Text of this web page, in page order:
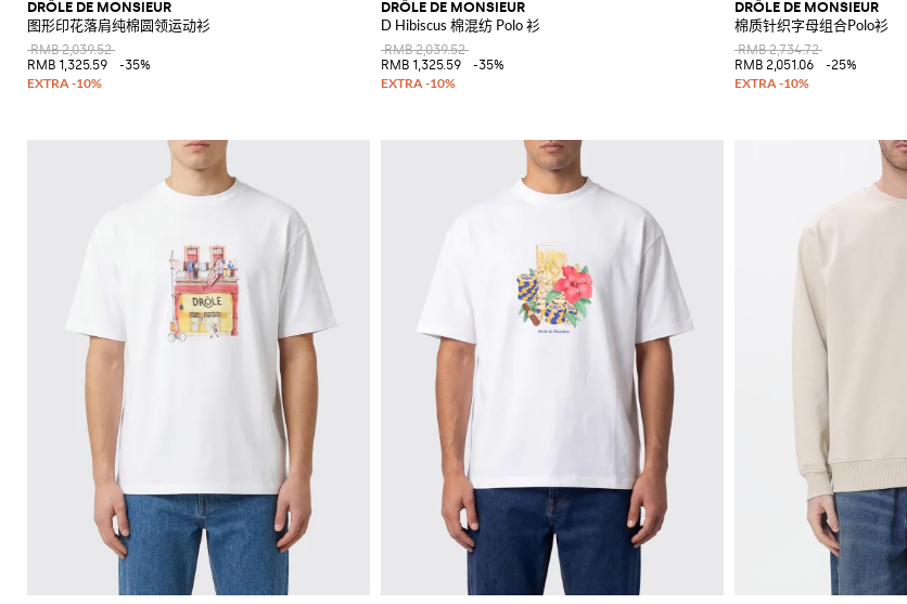
DRÔLE DE MONSIEUR
图形印花落肩纯棉圆领运动衫
RMB 2,039.52
RMB 1,325.59
-35%
DRÔLE DE MONSIEUR
D Hibiscus 棉混纺 Polo 衫
RMB 2,039.52
RMB 1,325.59
-35%
DRÔLE DE MONSIEUR
棉质针织字母组合Polo衫
RMB 2,734.72
RMB 2,051.06
-25%